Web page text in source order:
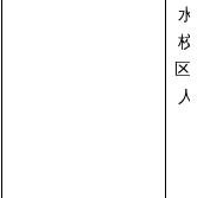
水
校
区
人